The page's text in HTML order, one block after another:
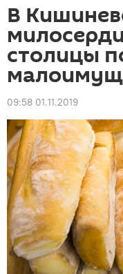
В
столицы
09:58 01.11.2019